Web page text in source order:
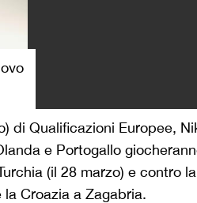
di Qualificazioni Europee,
e Portogallo
(il 28 marzo) e contro
Croazia a Zagabria.